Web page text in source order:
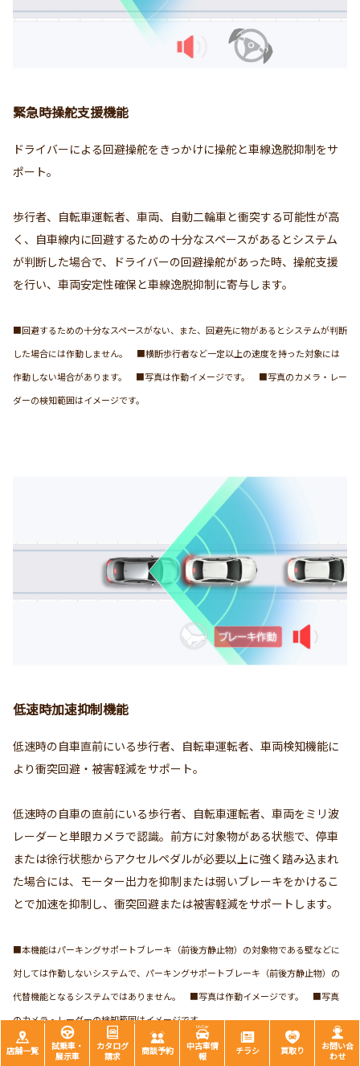
緊急時操舵支援機能
ドライバーによる回避操舵をきっかけに操舵と車線逸脱抑制をサ
ポート。
歩行者、自転車運転者、車両、自動二輪車と衝突する可能性が高
く、自車線内に回避するための十分なスペースがあるとシステム
が判断した場合で、ドライバーの回避操舵があった時、操舵支援
を行い、車両安定性確保と車線逸脱抑制に寄与します。
■回避するための十分なスペースがない、また、回避先に物があるとシステムが判断
した場合には作動しません。 ■横断歩行者など一定以上の速度を持った対象には
作動しない場合があります。 ■写真は作動イメージです。 ■写真のカメラ・レー
ダーの検知範囲はイメージです。
低速時加速抑制機能
低速時の自車直前にいる歩行者、自転車運転者、車両検知機能に
より衝突回避・被害軽減をサポート。
低速時の自車の直前にいる歩行者、自転車運転者、車両をミリ波
レーダーと単眼カメラで認識。前方に対象物がある状態で、停車
または徐行状態からアクセルペダルが必要以上に強く踏み込まれ
た場合には、モーター出力を抑制または弱いブレーキをかけるこ
とで加速を抑制し、衝突回避または被害軽減をサポートします。
■本機能はパーキングサポートブレーキ（前後方静止物）の対象物である壁などに
対しては作動しないシステムで、パーキングサポートブレーキ（前後方静止物）の
代替機能となるシステムではありません。 ■写真は作動イメージです。 ■写真
のカメラ・レーダーの検知範囲はイメージです。
店舗一覧
試乗車・
展示車
カタログ
請求
商談予約
中古車情
報
チラシ 買取り
お問い合
わせ